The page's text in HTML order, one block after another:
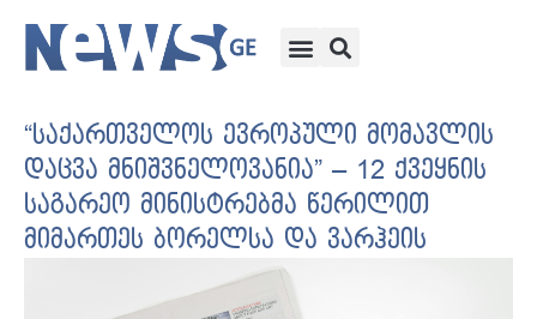
“საქართველოს ევროპული მომავლის
დაცვა მნიშვნელოვანია” – 12 ქვეყნის
საგარეო მინისტრებმა წერილით
მიმართეს ბორელსა და ვარჰეის